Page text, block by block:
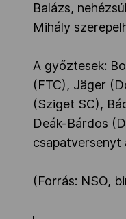
Balázs,
Mihály
A győztesek:
(FTC), Jäger
(Sziget SC),
Deák-Bárdos
csapatversenyt
(Forrás: NSO,